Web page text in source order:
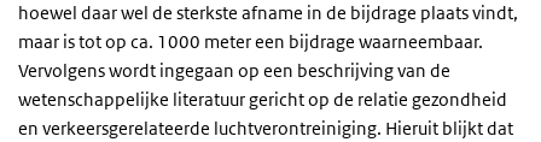
hoewel daar wel de sterkste afname in de bijdrage plaats vindt,
maar is tot op ca. 1000 meter een bijdrage waarneembaar.
Vervolgens wordt ingegaan op een beschrijving van de
wetenschappelijke literatuur gericht op de relatie gezondheid
en verkeersgerelateerde luchtverontreiniging. Hieruit blijkt dat